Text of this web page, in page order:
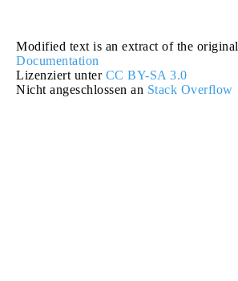
Modified text is an extract of the original
Documentation
Lizenziert unter CC BY-SA 3.0
Nicht angeschlossen an Stack Overflow